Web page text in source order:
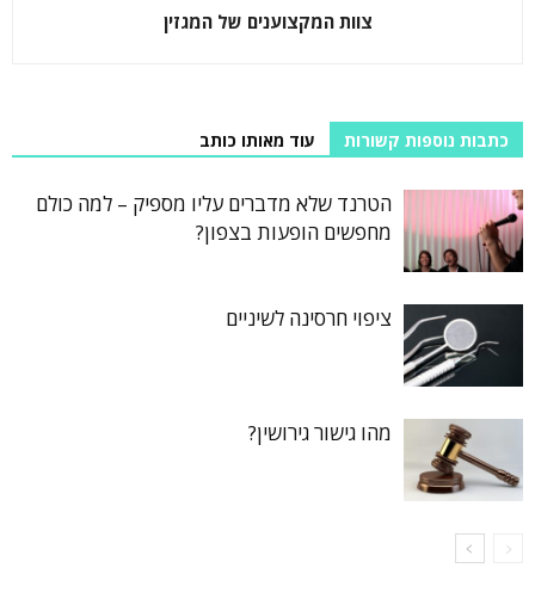
צוות המקצוענים של המגזין
כתבות נוספות קשורות עוד מאותו כותב
הטרנד שלא מדברים עליו מספיק – למה כולם
מחפשים הופעות בצפון?
ציפוי חרסינה לשיניים
מהו גישור גירושין?